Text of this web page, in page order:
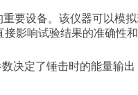
要设备。该仪器可以模
影响试验结果的准确性和
定了锤击时的能量输出